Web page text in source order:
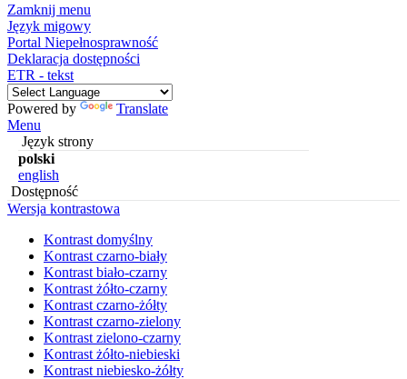
Zamknij menu
Język migowy
Portal Niepełnosprawność
Deklaracja dostępności
ETR - tekst
Powered by
Translate
Menu
Język strony
polski
english
Dostępność
Wersja kontrastowa
Kontrast domyślny
Kontrast czarno-biały
Kontrast biało-czarny
Kontrast żółto-czarny
Kontrast czarno-żółty
Kontrast czarno-zielony
Kontrast zielono-czarny
Kontrast żółto-niebieski
Kontrast niebiesko-żółty